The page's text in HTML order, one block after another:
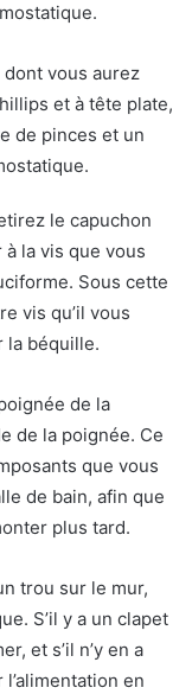
vous aurez
et à tête plate,
de pinces et un
le capuchon
la vis que vous
Sous cette
vis qu’il vous
la béquille.
de la
de la poignée. Ce
que vous
de bain, afin que
plus tard.
trou sur le mur,
S’il y a un clapet
et s’il n’y en a
en